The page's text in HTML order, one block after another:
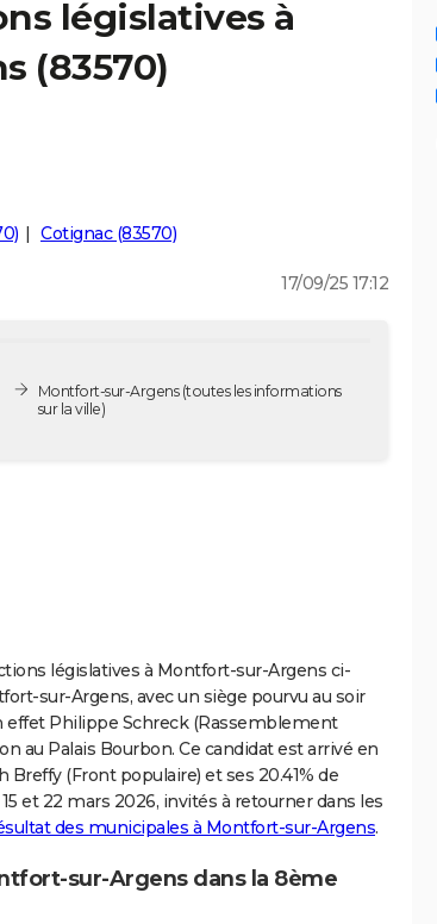
législatives à
(83570)
Cotignac (83570)
17/09/25 17:12
Montfort-sur-Argens(toutes les informations
sur la ville)
législatives à Montfort-sur-Argens ci-
sur-Argens, avec un siège pourvu au soir
effet Philippe Schreck (Rassemblement
au Palais Bourbon. Ce candidat est arrivé en
Breffy (Front populaire) et ses 20.41% de
et 22 mars 2026, invités à retourner dans les
des municipales à Montfort-sur-Argens.
sur-Argens dans la 8ème